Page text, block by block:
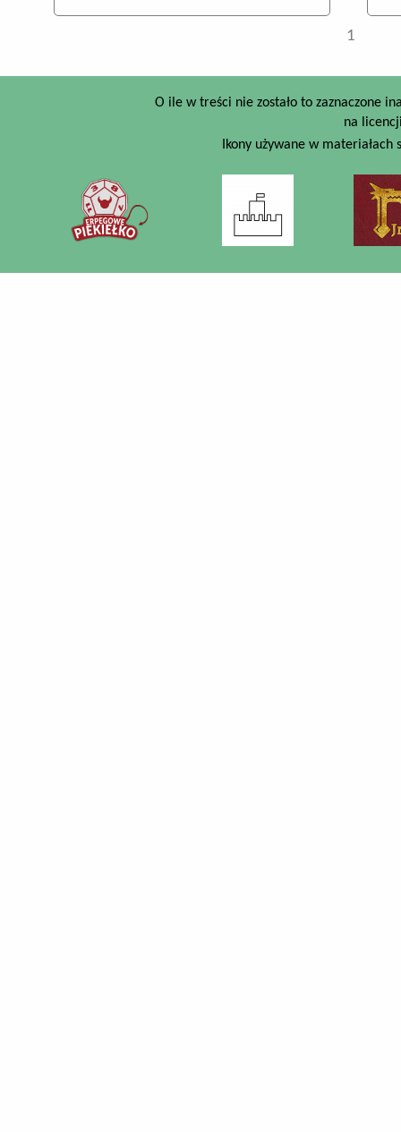
1
O ile w treści nie zostało to zaznaczone
na
Ikony używane w